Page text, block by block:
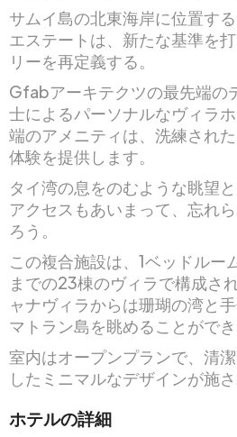
サムイ島の北東海岸に位置す
エステートは、新たな基準を
リーを再定義する。
Gfabアーキテクツの最先端の
士によるパーソナルなヴィラ
端のアメニティは、洗練され
体験を提供します。
タイ湾の息をのむような眺望
アクセスもあいまって、忘れ
ろう。
この複合施設は、1ベッドルー
までの23棟のヴィラで構成さ
ャナヴィラからは珊瑚の湾と
マトラン島を眺めることができ
室内はオープンプランで、清
したミニマルなデザインが施さ
ホテルの詳細